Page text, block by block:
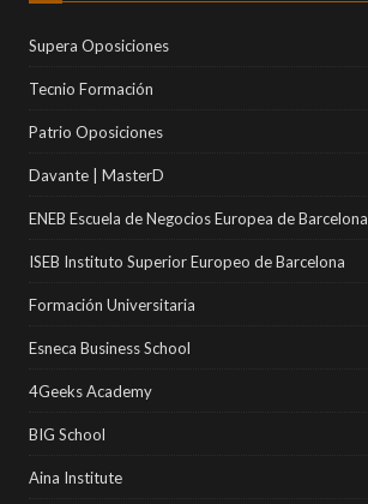
Supera Oposiciones
Tecnio Formación
Patrio Oposiciones
Davante | MasterD
ENEB Escuela de Negocios Europea de Barcelona
ISEB Instituto Superior Europeo de Barcelona
Formación Universitaria
Esneca Business School
4Geeks Academy
BIG School
Aina Institute